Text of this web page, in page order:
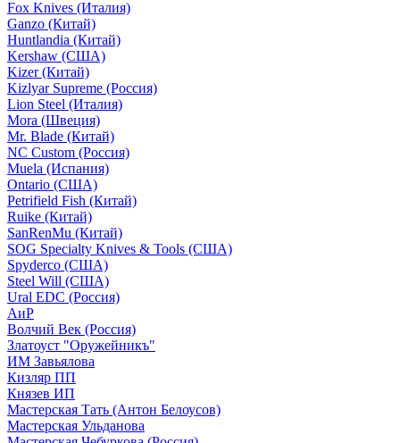
Fox Knives (Италия)
Ganzo (Китай)
Huntlandia (Китай)
Kershaw (США)
Kizer (Китай)
Kizlyar Supreme (Россия)
Lion Steel (Италия)
Mora (Швеция)
Mr. Blade (Китай)
NC Custom (Россия)
Muela (Испания)
Ontario (США)
Petrifield Fish (Китай)
Ruike (Китай)
SanRenMu (Китай)
SOG Specialty Knives & Tools (США)
Spyderco (США)
Steel Will (США)
Ural EDC (Россия)
АиР
Волчий Век (Россия)
Златоуст "Оружейникъ"
ИМ Завьялова
Кизляр ПП
Князев ИП
Мастерская Тать (Антон Белоусов)
Мастерская Ульданова